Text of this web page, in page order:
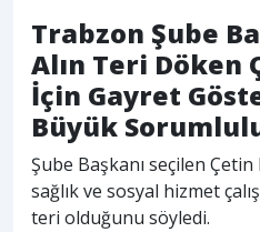
Trabzon Şube
Alın Teri Döken
İçin Gayret
Büyük
Şube Başkanı seçilen
sağlık ve sosyal hizmet
teri olduğunu söyledi.